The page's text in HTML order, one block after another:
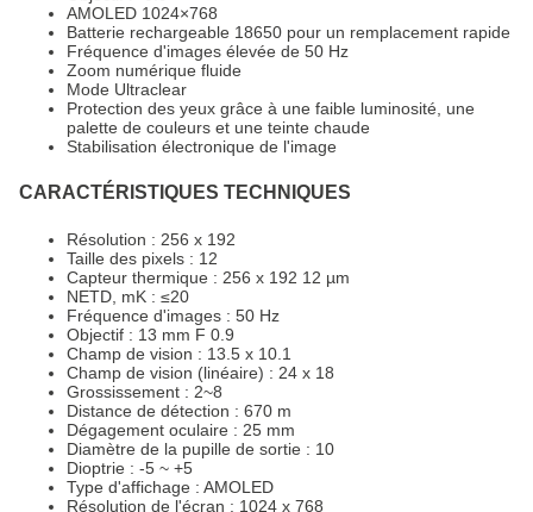
AMOLED 1024×768
Batterie rechargeable 18650 pour un remplacement rapide
Fréquence d'images élevée de 50 Hz
Zoom numérique fluide
Mode Ultraclear
Protection des yeux grâce à une faible luminosité, une
palette de couleurs et une teinte chaude
Stabilisation électronique de l'image
CARACTÉRISTIQUES TECHNIQUES
Résolution : 256 x 192
Taille des pixels : 12
Capteur thermique : 256 x 192 12 µm
NETD, mK : ≤20
Fréquence d'images : 50 Hz
Objectif : 13 mm F 0.9
Champ de vision : 13.5 x 10.1
Champ de vision (linéaire) : 24 x 18
Grossissement : 2~8
Distance de détection : 670 m
Dégagement oculaire : 25 mm
Diamètre de la pupille de sortie : 10
Dioptrie : -5 ~ +5
Type d'affichage : AMOLED
Résolution de l'écran : 1024 x 768